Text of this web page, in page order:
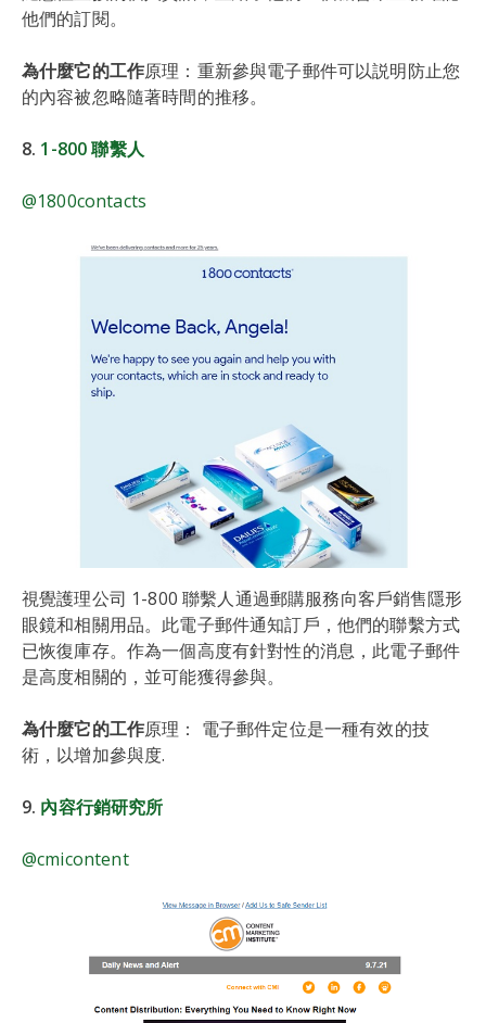
他們的訂閱。
為什麼它的工作原理：重新參與電子郵件可以説明防止您
的內容被忽略隨著時間的推移。
8. 1-800 聯繫人
@1800contacts
視覺護理公司 1-800 聯繫人通過郵購服務向客戶銷售隱形
眼鏡和相關用品。此電子郵件通知訂戶，他們的聯繫方式
已恢復庫存。作為一個高度有針對性的消息，此電子郵件
是高度相關的，並可能獲得參與。
為什麼它的工作原理： 電子郵件定位是一種有效的技
術，以增加參與度.
9. 內容行銷研究所
@cmicontent